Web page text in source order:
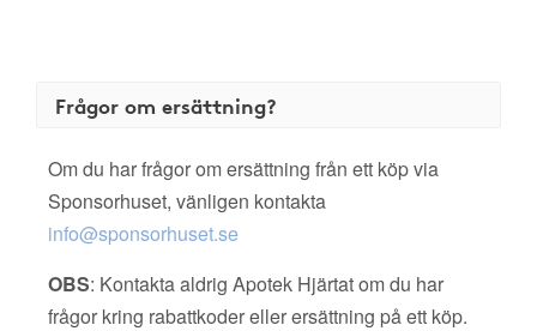
Frågor om ersättning?
Om du har frågor om ersättning från ett köp via
Sponsorhuset, vänligen kontakta
info@sponsorhuset.se
OBS: Kontakta aldrig Apotek Hjärtat om du har
frågor kring rabattkoder eller ersättning på ett köp.